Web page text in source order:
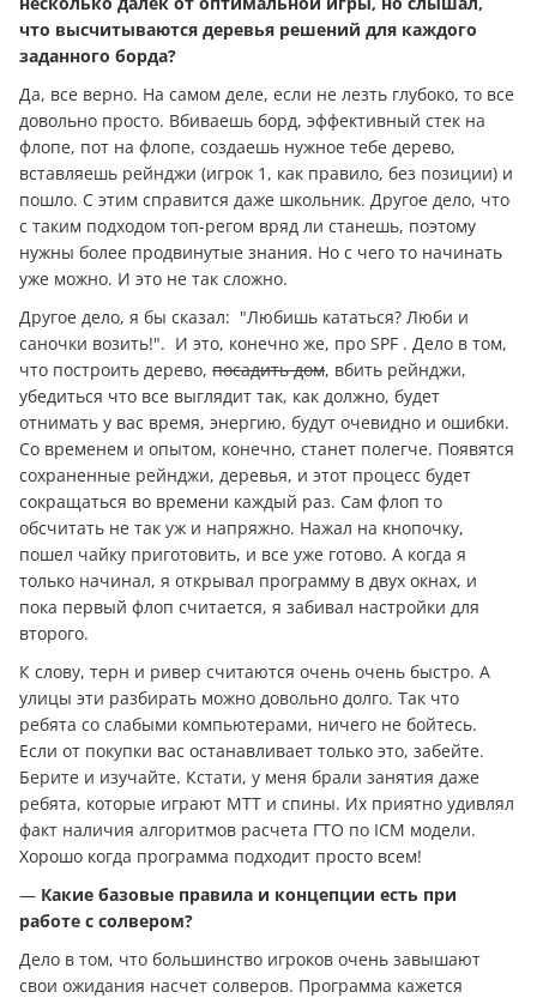
что высчитываются деревья решений для каждого
заданного борда?
Да, все верно. На самом деле, если не лезть глубоко, то все
довольно просто. Вбиваешь борд, эффективный стек на
флопе, пот на флопе, создаешь нужное тебе дерево,
вставляешь рейнджи (игрок 1, как правило, без позиции) и
пошло. С этим справится даже школьник. Другое дело, что
с таким подходом топ-регом вряд ли станешь, поэтому
нужны более продвинутые знания. Но с чего то начинать
уже можно. И это не так сложно.
Другое дело, я бы сказал: "Любишь кататься? Люби и
саночки возить!". И это, конечно же, про SPF . Дело в том,
что построить дерево, посадить дом, вбить рейнджи,
убедиться что все выглядит так, как должно, будет
отнимать у вас время, энергию, будут очевидно и ошибки.
Со временем и опытом, конечно, станет полегче. Появятся
сохраненные рейнджи, деревья, и этот процесс будет
сокращаться во времени каждый раз. Сам флоп то
обсчитать не так уж и напряжно. Нажал на кнопочку,
пошел чайку приготовить, и все уже готово. А когда я
только начинал, я открывал программу в двух окнах, и
пока первый флоп считается, я забивал настройки для
второго.
К слову, терн и ривер считаются очень очень быстро. А
улицы эти разбирать можно довольно долго. Так что
ребята со слабыми компьютерами, ничего не бойтесь.
Если от покупки вас останавливает только это, забейте.
Берите и изучайте. Кстати, у меня брали занятия даже
ребята, которые играют МТТ и спины. Их приятно удивлял
факт наличия алгоритмов расчета ГТО по ICM модели.
Хорошо когда программа подходит просто всем!
— Какие базовые правила и концепции есть при
работе с солвером?
Дело в том, что большинство игроков очень завышают
свои ожидания насчет солверов. Программа кажется